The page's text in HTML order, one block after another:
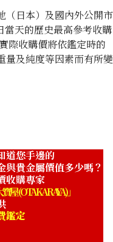
日本）及國內外公開市
當天的歷史最高參考收購
際收購價將依鑑定時的
量及純度等因素而有所變
道您手邊的
與貴金屬價值多少嗎？
收購專家
寶屋 (OTAKARAYA)」
鑑定